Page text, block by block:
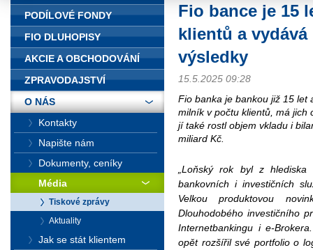
Fio bance je 15
klientů a
výsledky
15.5.2025 09:28
Fio banka je bankou již 15 let
milník v počtu klientů, má jich
jí také rostl objem vkladu i
miliard Kč.
„Loňský rok byl z
bankovních i investičních
Velkou produktovou
Dlouhodobého investičního
Internetbankingu i e-
opět rozšířil své portfolio o
PODÍLOVÉ FONDY
FIO DLUHOPISY
AKCIE A OBCHODOVÁNÍ
ZPRAVODAJSTVÍ
O NÁS
Kontakty
Napište nám
Dokumenty, ceníky
Média
Tiskové zprávy
Aktuality
Jak se stát klientem